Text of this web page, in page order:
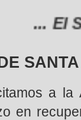
... El
a
en